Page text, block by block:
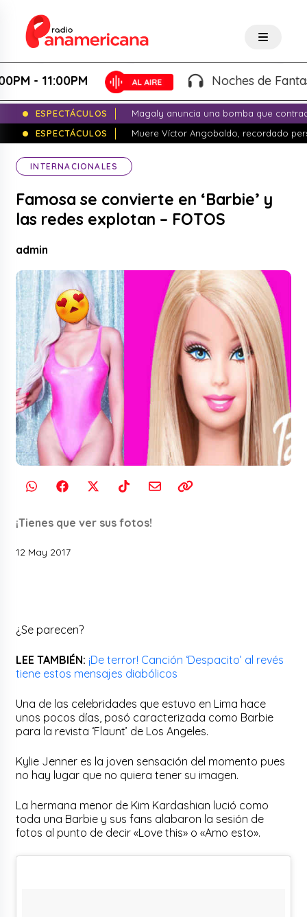
11:00PM Noches de Fantasía -
ESPECTÁCULOS
Magaly anuncia una bomba que
ESPECTÁCULOS
Muere Víctor Angobaldo, recordado
INTERNACIONALES
Famosa se convierte en ‘Barbie’ y
las redes explotan – FOTOS
admin
¡Tienes que ver sus fotos!
12 May 2017
¿Se parecen?
LEE TAMBIÉN: ¡De terror! Canción ‘Despacito’ al revés
tiene estos mensajes diabólicos
Una de las celebridades que estuvo en Lima hace
unos pocos días, posó caracterizada como Barbie
para la revista ‘Flaunt’ de Los Angeles.
Kylie Jenner es la joven sensación del momento pues
no hay lugar que no quiera tener su imagen.
La hermana menor de Kim Kardashian lució como
toda una Barbie y sus fans alabaron la sesión de
fotos al punto de decir «Love this» o «Amo esto».